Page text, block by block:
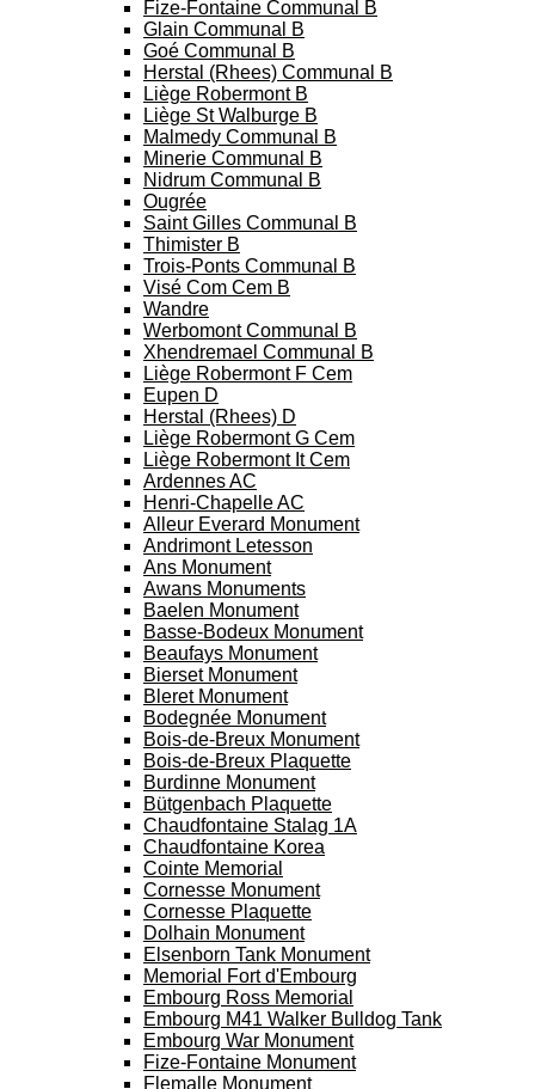
Fize-Fontaine Communal B
Glain Communal B
Goé Communal B
Herstal (Rhees) Communal B
Liège Robermont B
Liège St Walburge B
Malmedy Communal B
Minerie Communal B
Nidrum Communal B
Ougrée
Saint Gilles Communal B
Thimister B
Trois-Ponts Communal B
Visé Com Cem B
Wandre
Werbomont Communal B
Xhendremael Communal B
Liège Robermont F Cem
Eupen D
Herstal (Rhees) D
Liège Robermont G Cem
Liège Robermont It Cem
Ardennes AC
Henri-Chapelle AC
Alleur Everard Monument
Andrimont Letesson
Ans Monument
Awans Monuments
Baelen Monument
Basse-Bodeux Monument
Beaufays Monument
Bierset Monument
Bleret Monument
Bodegnée Monument
Bois-de-Breux Monument
Bois-de-Breux Plaquette
Burdinne Monument
Bütgenbach Plaquette
Chaudfontaine Stalag 1A
Chaudfontaine Korea
Cointe Memorial
Cornesse Monument
Cornesse Plaquette
Dolhain Monument
Elsenborn Tank Monument
Memorial Fort d'Embourg
Embourg Ross Memorial
Embourg M41 Walker Bulldog Tank
Embourg War Monument
Fize-Fontaine Monument
Flemalle Monument